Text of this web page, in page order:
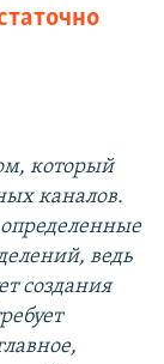
который
каналов.
ведь
создания